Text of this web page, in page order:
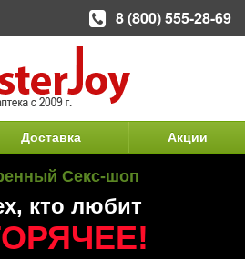
Доставка Акции
Секс-шоп
кто любит
8 (800) 555-28-69